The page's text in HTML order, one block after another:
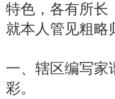
特色，各有所长
就本人管见粗略
一、辖区编写家
彩。